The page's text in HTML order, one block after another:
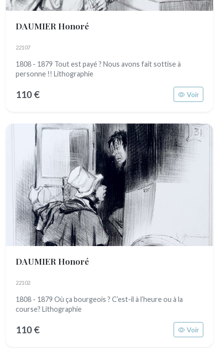
DAUMIER Honoré
22107
1808 - 1879 Tout est payé ? Nous avons fait sottise à
personne !! Lithographie
110 € Voir
DAUMIER Honoré
22102
1808 - 1879 Où ça bourgeois ? C’est-il à l’heure ou à la
course? Lithographie
110 € Voir